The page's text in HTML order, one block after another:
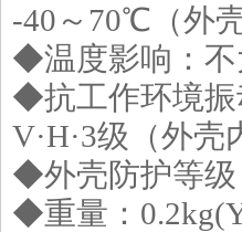
-40 ～70℃（外
◆温度影响：
◆抗工作环境振
V·H·3级（外壳
◆外壳防护等级
◆重量：